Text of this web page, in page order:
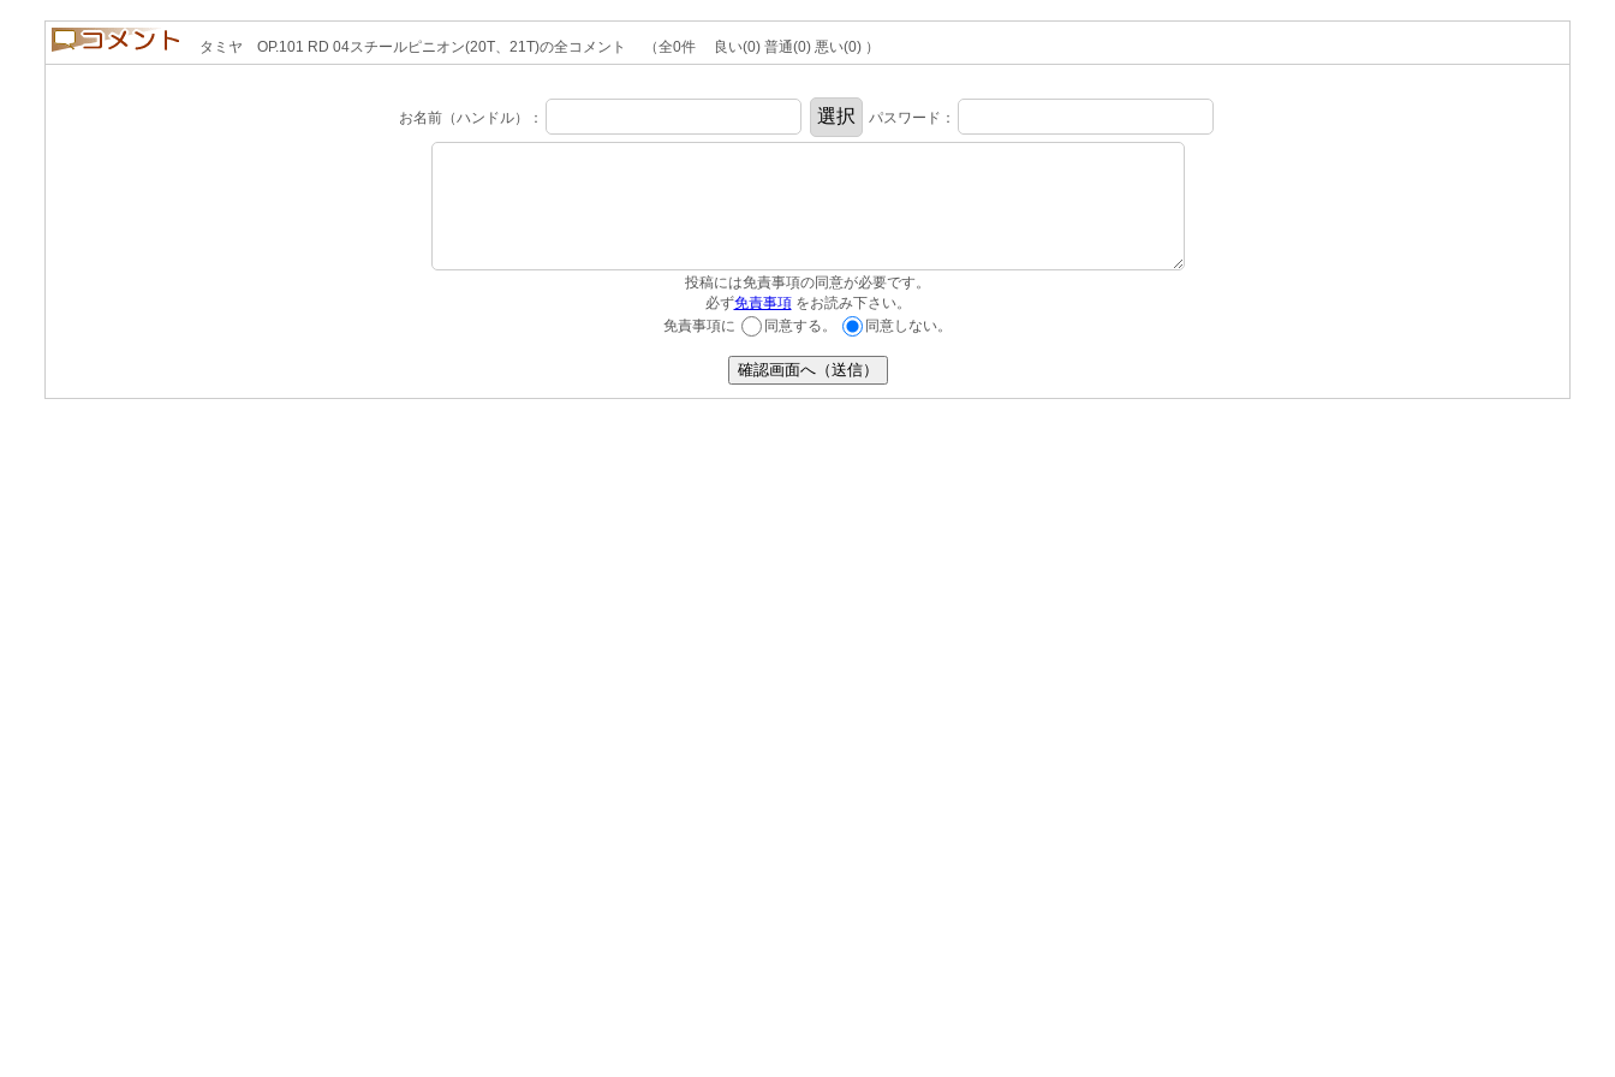
タミヤ OP.101 RD 04スチールピニオン(20T、21T)の全コメント （全0件 良い(0) 普通(0) 悪い(0) ）
お名前（ハンドル）： パスワード：
投稿には免責事項の同意が必要です。
必ず免責事項をお読み下さい。
免責事項に
同意する。 同意しない。